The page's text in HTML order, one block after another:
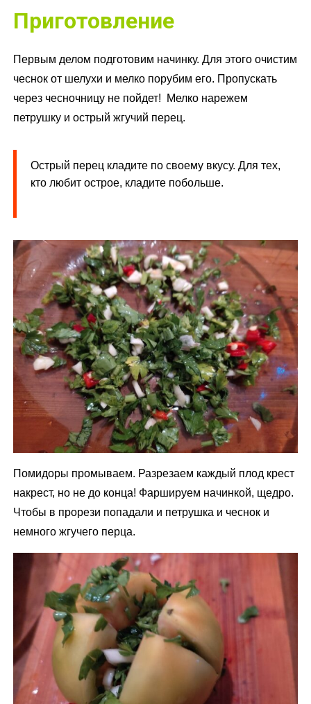
Приготовление
Первым делом подготовим начинку. Для этого очистим
чеснок от шелухи и мелко порубим его. Пропускать
через чесночницу не пойдет! Мелко нарежем
петрушку и острый жгучий перец.
Острый перец кладите по своему вкусу. Для тех,
кто любит острое, кладите побольше.
Помидоры промываем. Разрезаем каждый плод крест
накрест, но не до конца! Фаршируем начинкой, щедро.
Чтобы в прорези попадали и петрушка и чеснок и
немного жгучего перца.